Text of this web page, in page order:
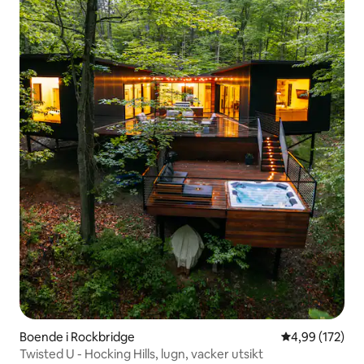
Boende i Rockbridge 4,99 av 5 i
4,99 (172)
Twisted U - Hocking Hills, lugn, vacker utsikt